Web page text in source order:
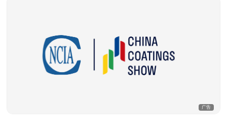
广告